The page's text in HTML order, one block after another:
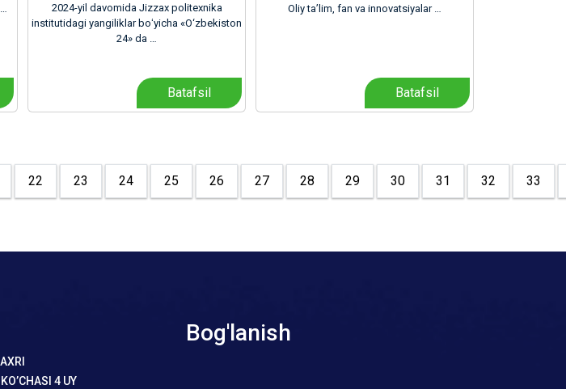
2024-yil davomida Jizzax politexnika
institutidagi yangiliklar boʻyicha «O‘zbekiston
24» da …
Batafsil
Oliy ta’lim, fan va innovatsiyalar …
Batafsil
22 23 24 25 26 27 28 29 30 31 32 33
4 UY
Bog'lanish